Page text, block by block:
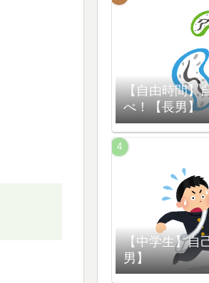
【自由時間】
べ！【長男】
【中学生】自
男】